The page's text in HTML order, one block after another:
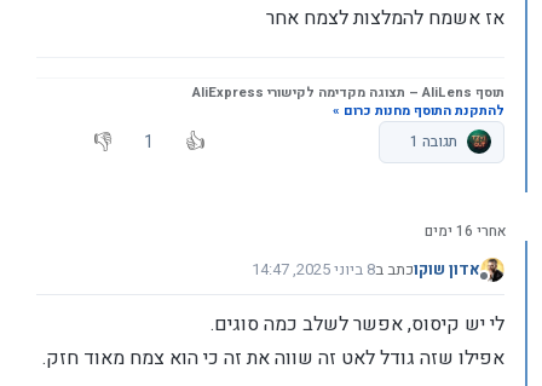
אז אשמח להמלצות לצמח אחר
תוסף AliLens– תצוגה מקדימה לקישורי AliExpress
להתקנת התוסף מחנות כרום »
תגובה 1 1
אחרי 16 ימים
מנותק
אדון שוקוכתב ב8 ביוני 2025, 14:47
נערך לאחרונה על ידי admin6 באוג׳ 2025, 14:49
לי יש קיסוס, אפשר לשלב כמה סוגים.
אפילו שזה גודל לאט זה שווה את זה כי הוא צמח מאוד חזק.